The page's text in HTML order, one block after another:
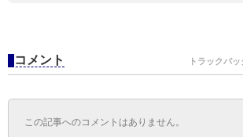
コメント トラックバ
この記事へのコメントはありません。